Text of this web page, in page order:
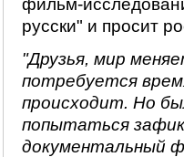
фильм-
русски" и просит
"Друзья, мир
потребуется
происходит. Но
попытаться
документальный